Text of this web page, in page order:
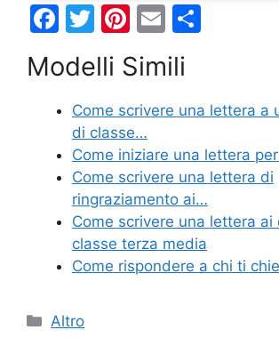
F
c
e
b
o
o
k
T
w
itt
er
Pi
nt
er
e
st
E
m
ai
l
di
di
Modelli Simili
Come scrivere una lettera a
di classe…
Come iniziare una lettera
Come scrivere una lettera di
ringraziamento ai…
Come scrivere una lettera ai
classe terza media
Come rispondere a chi ti
Categorie
Altro